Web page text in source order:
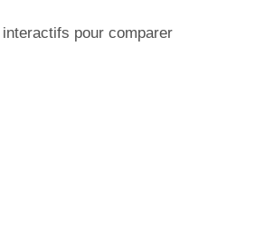
pour comparer